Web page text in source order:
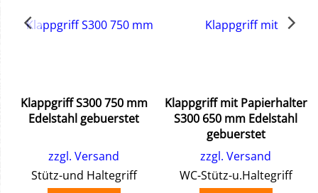
Klappgriff S300 750 mm
Edelstahl gebuerstet
zzgl. Versand
Stütz-und Haltegriff
Klappgriff mit Papierhalter
S300 650 mm Edelstahl
gebuerstet
zzgl. Versand
WC-Stütz-u.Haltegriff